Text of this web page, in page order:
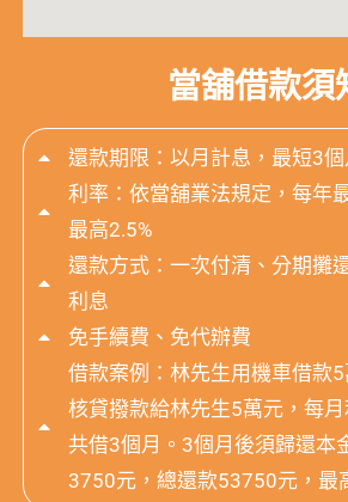
當舖借款須
還款期限：以月計息，最短3
利率：依當舖業法規定，每年
最高2.5%
還款方式：一次付清、分期攤
利息
免手續費、免代辦費
借款案例：林先生用機車借款
核貸撥款給林先生5萬元，每月
共借3個月。3個月後須歸還本
3750元，總還款53750元，最